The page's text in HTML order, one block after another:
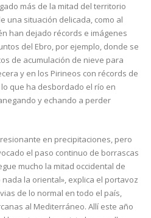
más de la mitad del territorio
una situación delicada, como al
han dejado récords e imágenes
del Ebro, por ejemplo, donde se
de acumulación de nieve para
y en los Pirineos con récords de
que ha desbordado el río en
y echando a perder
en precipitaciones, pero
el paso continuo de borrascas
mucho la mitad occidental de
la oriental», explica el portavoz
de lo normal en todo el país,
al Mediterráneo. Allí este año